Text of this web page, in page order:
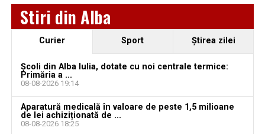
august 2026. AJOFM Alba a publicat lista posturilor
vacante
Locuri de muncă în Galda de Jos, disponibile la 4
vacante
Locuri de muncă în Teiuș, disponibile la 4 august
2026. AJOFM Alba a publicat lista posturilor
vacante
Stiri din Alba
Curier Sport Ştirea zilei
Școli din Alba Iulia, dotate cu noi centrale termice:
Primăria a ...
08-08-2026 19:14
Aparatură medicală în valoare de peste 1,5 milioane
de lei achiziționată de ...
08-08-2026 18:25